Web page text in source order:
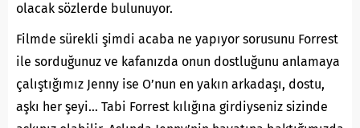
olacak sözlerde bulunuyor.
Filmde sürekli şimdi acaba ne yapıyor sorusunu Forrest
ile sorduğunuz ve kafanızda onun dostluğunu anlamaya
çalıştığımız Jenny ise O’nun en yakın arkadaşı, dostu,
aşkı her şeyi… Tabi Forrest kılığına girdiyseniz sizinde